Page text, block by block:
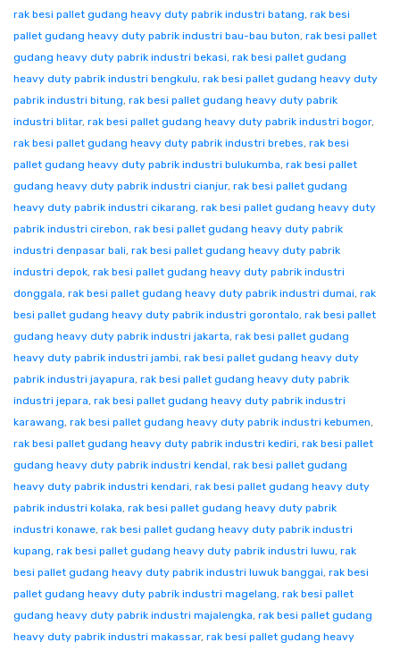
rak besi pallet gudang heavy duty pabrik industri batang, rak besi
pallet gudang heavy duty pabrik industri bau-bau buton, rak besi pallet
gudang heavy duty pabrik industri bekasi, rak besi pallet gudang
heavy duty pabrik industri bengkulu, rak besi pallet gudang heavy duty
pabrik industri bitung, rak besi pallet gudang heavy duty pabrik
industri blitar, rak besi pallet gudang heavy duty pabrik industri bogor,
rak besi pallet gudang heavy duty pabrik industri brebes, rak besi
pallet gudang heavy duty pabrik industri bulukumba, rak besi pallet
gudang heavy duty pabrik industri cianjur, rak besi pallet gudang
heavy duty pabrik industri cikarang, rak besi pallet gudang heavy duty
pabrik industri cirebon, rak besi pallet gudang heavy duty pabrik
industri denpasar bali, rak besi pallet gudang heavy duty pabrik
industri depok, rak besi pallet gudang heavy duty pabrik industri
donggala, rak besi pallet gudang heavy duty pabrik industri dumai, rak
besi pallet gudang heavy duty pabrik industri gorontalo, rak besi pallet
gudang heavy duty pabrik industri jakarta, rak besi pallet gudang
heavy duty pabrik industri jambi, rak besi pallet gudang heavy duty
pabrik industri jayapura, rak besi pallet gudang heavy duty pabrik
industri jepara, rak besi pallet gudang heavy duty pabrik industri
karawang, rak besi pallet gudang heavy duty pabrik industri kebumen,
rak besi pallet gudang heavy duty pabrik industri kediri, rak besi pallet
gudang heavy duty pabrik industri kendal, rak besi pallet gudang
heavy duty pabrik industri kendari, rak besi pallet gudang heavy duty
pabrik industri kolaka, rak besi pallet gudang heavy duty pabrik
industri konawe, rak besi pallet gudang heavy duty pabrik industri
kupang, rak besi pallet gudang heavy duty pabrik industri luwu, rak
besi pallet gudang heavy duty pabrik industri luwuk banggai, rak besi
pallet gudang heavy duty pabrik industri magelang, rak besi pallet
gudang heavy duty pabrik industri majalengka, rak besi pallet gudang
heavy duty pabrik industri makassar, rak besi pallet gudang heavy